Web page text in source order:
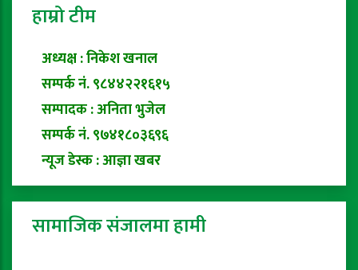
हाम्रो टीम
अध्यक्ष : निकेश खनाल
सम्पर्क नं. ९८४४२२१६१५
सम्पादक : अनिता भुजेल
सम्पर्क नं. ९७४१८०३६९६
न्यूज डेस्क : आज्ञा खबर
सामाजिक संजालमा हामी